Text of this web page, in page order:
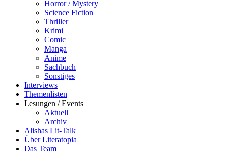
Horror / Mystery
Science Fiction
Thriller
Krimi
Comic
Manga
Anime
Sachbuch
Sonstiges
Interviews
Themenlisten
Lesungen / Events
Aktuell
Archiv
Alishas Lit-Talk
Über Literatopia
Das Team